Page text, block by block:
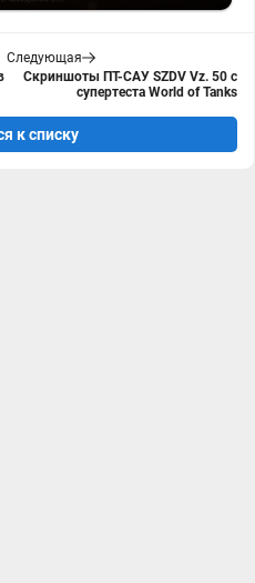
Следующая
Скриншоты ПТ-САУ SZDV Vz. 50 с
супертеста World of Tanks
к списку